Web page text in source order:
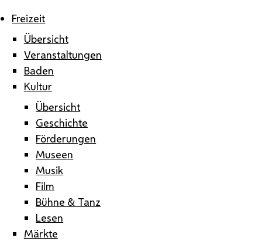
Freizeit
Übersicht
Veranstaltungen
Baden
Kultur
Übersicht
Geschichte
Förderungen
Museen
Musik
Film
Bühne & Tanz
Lesen
Märkte